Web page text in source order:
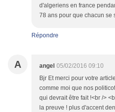
d'algeriens en france
78 ans pour que chacun se
Répondre
A angel 05/02/2016 09:10
Bjr Et merci pour votre
comme moi que nos
qui devrait être fait !<br />
la preuve ! plus d'accent